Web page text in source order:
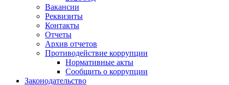
Вакансии
Реквизиты
Контакты
Отчеты
Архив отчетов
Противодействие коррупции
Нормативные акты
Сообщить о коррупции
Законодательство